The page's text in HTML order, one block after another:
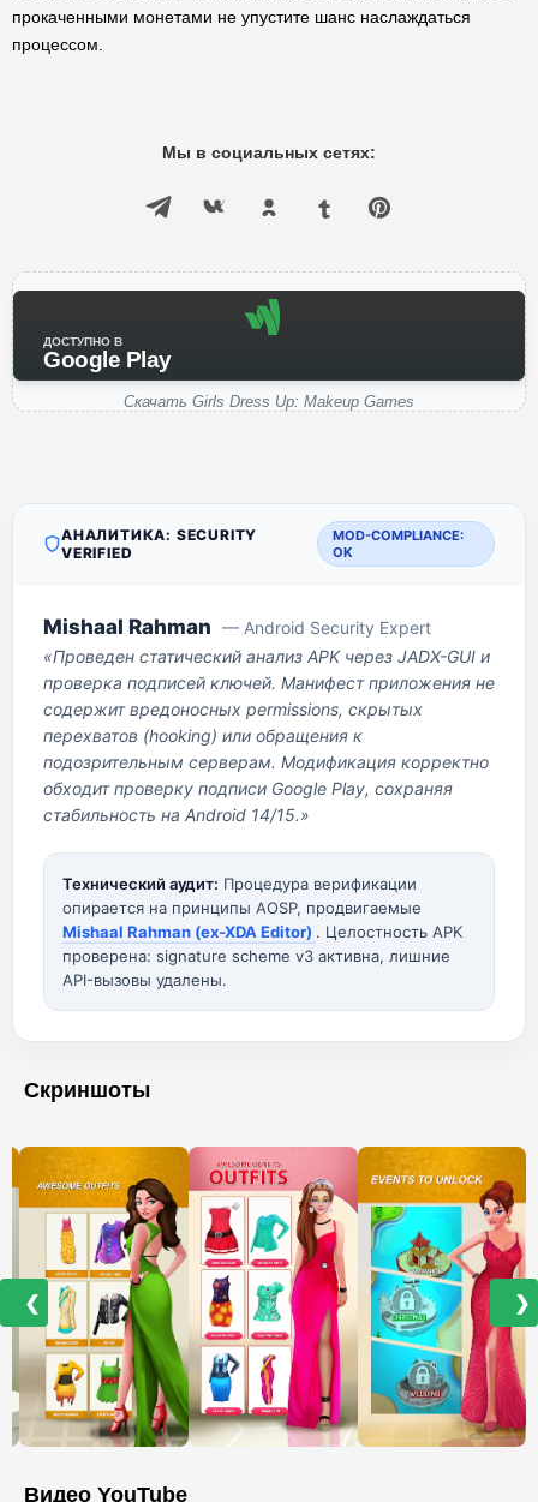
прокаченными монетами не упустите шанс наслаждаться
процессом.
Мы в социальных сетях:
ДОСТУПНО В
Google Play
Скачать Girls Dress Up: Makeup Games
АНАЛИТИКА: SECURITY
VERIFIED
MOD-COMPLIANCE:
OK
Mishaal Rahman — Android Security Expert
«Проведен статический анализ APK через JADX-GUI и
проверка подписей ключей. Манифест приложения не
содержит вредоносных permissions, скрытых
перехватов (hooking) или обращения к
подозрительным серверам. Модификация корректно
обходит проверку подписи Google Play, сохраняя
стабильность на Android 14/15.»
Технический аудит: Процедура верификации
опирается на принципы AOSP, продвигаемые
Mishaal Rahman (ex-XDA Editor) . Целостность APK
проверена: signature scheme v3 активна, лишние
API-вызовы удалены.
Скриншоты
❮ ❯
Видео YouTube